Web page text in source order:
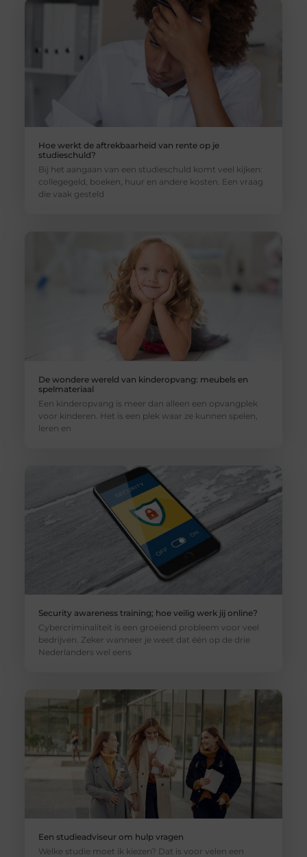
Hoe werkt de aftrekbaarheid van rente op je
studieschuld?
Bij het aangaan van een studieschuld komt veel kijken:
collegegeld, boeken, huur en andere kosten. Een vraag
die vaak gesteld
De wondere wereld van kinderopvang: meubels en
spelmateriaal
Een kinderopvang is meer dan alleen een opvangplek
voor kinderen. Het is een plek waar ze kunnen spelen,
leren en
Security awareness training; hoe veilig werk jij online?
Cybercriminaliteit is een groeiend probleem voor veel
bedrijven. Zeker wanneer je weet dat één op de drie
Nederlanders wel eens
Een studieadviseur om hulp vragen
Welke studie moet ik kiezen? Dat is voor velen een